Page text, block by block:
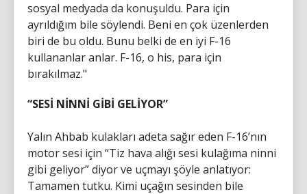
sosyal medyada da konuşuldu. Para için
ayrıldığım bile söylendi. Beni en çok üzenlerden
biri de bu oldu. Bunu belki de en iyi F-16
kullananlar anlar. F-16, o his, para için
bırakılmaz."
“SESİ NİNNİ GİBİ GELİYOR”
Yalın Ahbab kulakları adeta sağır eden F-16’nın
motor sesi için “Tiz hava alığı sesi kulağıma ninni
gibi geliyor” diyor ve uçmayı şöyle anlatıyor:
Tamamen tutku. Kimi uçağın sesinden bile